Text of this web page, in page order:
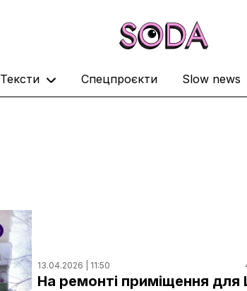
Тексти Спецпроєкти Slow news
13.04.2026 | 11:50
На ремонті приміщення